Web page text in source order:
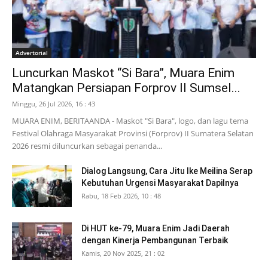
Advertorial
Luncurkan Maskot “Si Bara”, Muara Enim
Matangkan Persiapan Forprov II Sumsel...
Minggu, 26 Jul 2026, 16 : 43
MUARA ENIM, BERITAANDA - Maskot "Si Bara", logo, dan lagu tema
Festival Olahraga Masyarakat Provinsi (Forprov) II Sumatera Selatan
2026 resmi diluncurkan sebagai penanda...
Dialog Langsung, Cara Jitu Ike Meilina Serap
Kebutuhan Urgensi Masyarakat Dapilnya
Rabu, 18 Feb 2026, 10 : 48
Di HUT ke-79, Muara Enim Jadi Daerah
dengan Kinerja Pembangunan Terbaik
Kamis, 20 Nov 2025, 21 : 02